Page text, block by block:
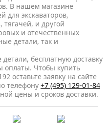
В нашем магазине
для экскаваторов,
тягачей, и другой
и отечественных
детали, так и
бесплатную доставку
Чтобы купить
оставьте заявку на сайте
телефону +7 (495) 129-01-84
цены и сроков доставки.